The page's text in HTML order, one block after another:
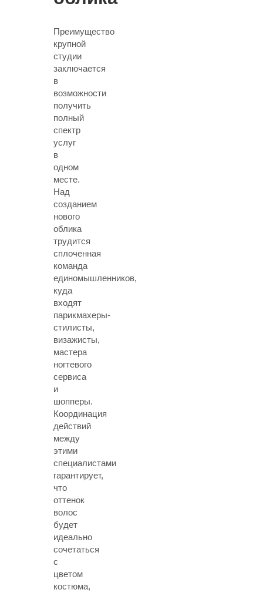
Преимущество
крупной
студии
заключается
в
возможности
получить
полный
спектр
услуг
в
одном
месте.
Над
созданием
нового
облика
трудится
сплоченная
команда
единомышленников,
куда
входят
парикмахеры-
стилисты,
визажисты,
мастера
ногтевого
сервиса
и
шопперы.
Координация
действий
между
этими
специалистами
гарантирует,
что
оттенок
волос
будет
идеально
сочетаться
с
цветом
костюма,